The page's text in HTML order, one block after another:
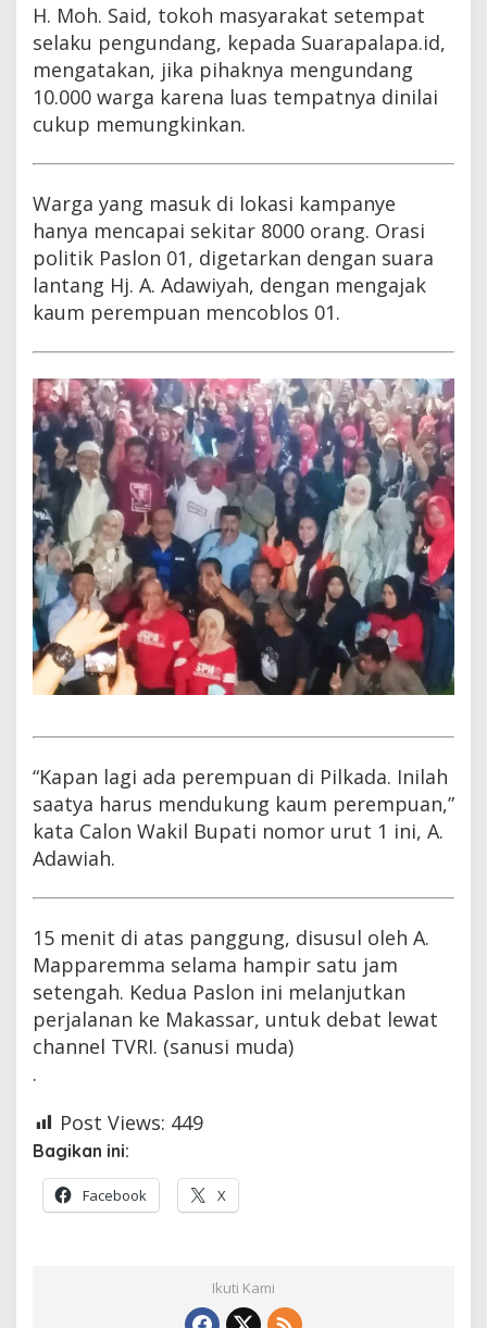
H. Moh. Said, tokoh masyarakat setempat
selaku pengundang, kepada Suarapalapa.id,
mengatakan, jika pihaknya mengundang
10.000 warga karena luas tempatnya dinilai
cukup memungkinkan.
Warga yang masuk di lokasi kampanye
hanya mencapai sekitar 8000 orang. Orasi
politik Paslon 01, digetarkan dengan suara
lantang Hj. A. Adawiyah, dengan mengajak
kaum perempuan mencoblos 01.
“Kapan lagi ada perempuan di Pilkada. Inilah
saatya harus mendukung kaum perempuan,”
kata Calon Wakil Bupati nomor urut 1 ini, A.
Adawiah.
15 menit di atas panggung, disusul oleh A.
Mapparemma selama hampir satu jam
setengah. Kedua Paslon ini melanjutkan
perjalanan ke Makassar, untuk debat lewat
channel TVRI. (sanusi muda)
.
Post Views: 449
Bagikan ini:
Facebook X
Ikuti Kami